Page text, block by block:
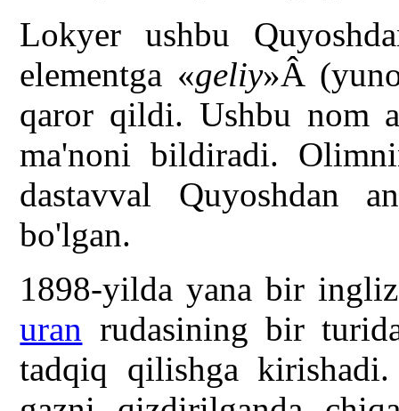
Lokyer ushbu
elementga «geliy»Â
qaror qildi. Ushbu nom
ma'noni bildiradi.
dastavval Quyoshdan
bo'lgan.
1898-yilda yana bir
uran rudasining bir
tadqiq qilishga